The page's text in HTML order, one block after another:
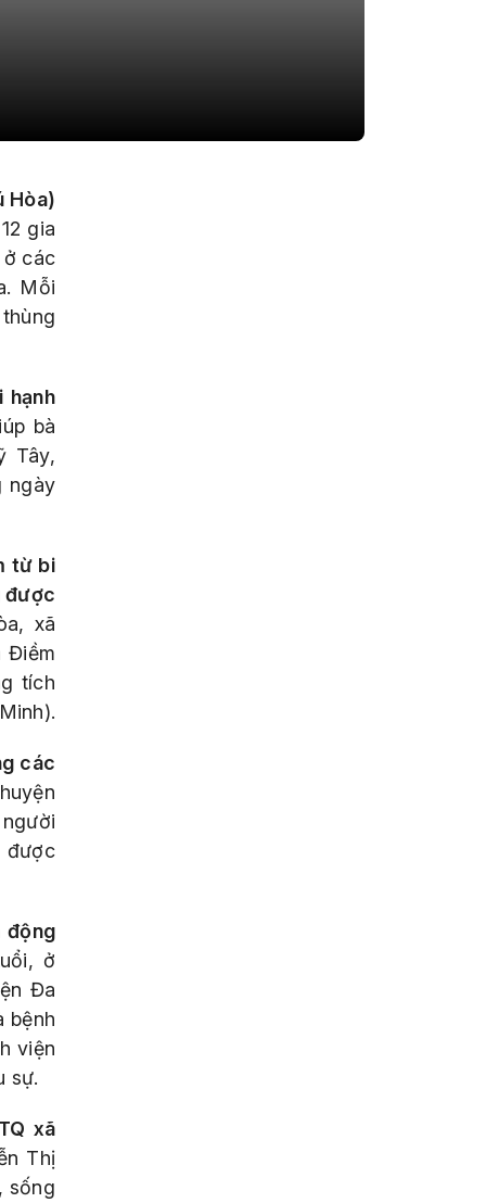
Hòa)
gia
ở các
Mỗi
hạnh
bà
Tây,
ngày
từ bi
được
xã
Điềm
tích
các
được
động
ở
Đa
bệnh
viện
sự.
xã
Thị
sống